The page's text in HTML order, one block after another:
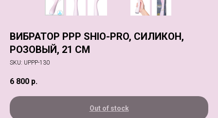
ВИБРАТОР PPP SHIO-PRO, СИЛИКОН,
РОЗОВЫЙ, 21 СМ
SKU: UPPP-130
6 800 р.
Out of stock